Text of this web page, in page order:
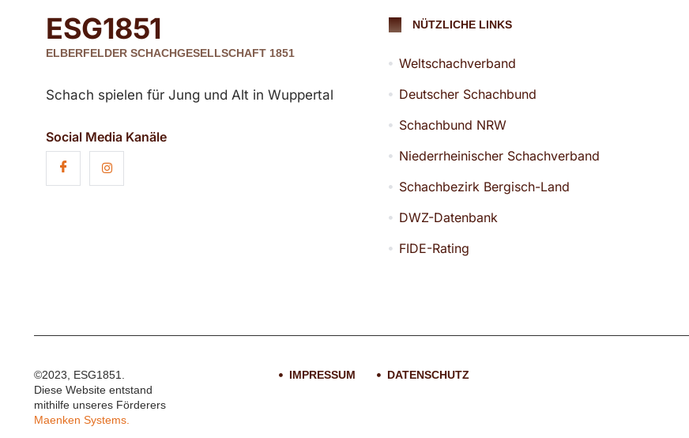
ESG1851
ELBERFELDER SCHACHGESELLSCHAFT 1851
Schach spielen für Jung und Alt in Wuppertal
Social Media Kanäle
NÜTZLICHE LINKS
Weltschachverband
Deutscher Schachbund
Schachbund NRW
Niederrheinischer Schachverband
Schachbezirk Bergisch-Land
DWZ-Datenbank
FIDE-Rating
©2023, ESG1851.
Diese Website entstand
mithilfe unseres Förderers
Maenken Systems.
IMPRESSUM DATENSCHUTZ